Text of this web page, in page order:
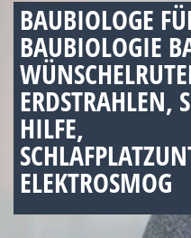
BAUBIOLOGE
BAUBIOLOGIE
ERDSTRAHLEN,
HILFE,
ELEKTROSMOG